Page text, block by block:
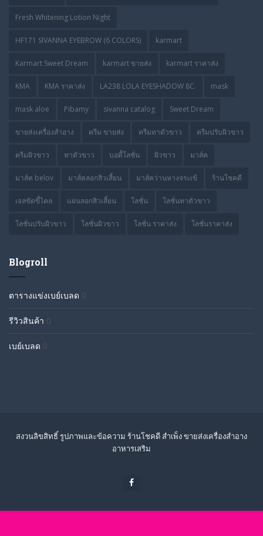
Fresh Whitening Lotion Night
HF171 SIVANNA EYEBROW (6 COLORS) karmart
Karmart Sweet Dream karmart ขายส่ง karmart ราคาส่ง
KMA KMA ราคาส่ง LA238 LOLA EYESHADOW 8C. mask
mask aloe Pibamy sivanna catalog Sweet Dream
ขายส่งเครื่องสำอาง ครีม ขายส่ง ครีมทาตัวขาว ครีมปรับผิวขาว
ครีมผิวขาว ทาตัวขาว บอดี้โลชั่น ผิวขาว มาส์ค
มาส์ค belov มาส์คลอกสิวเสี้ยน มาส์คว่านหางจระเข้ ร้านโชคดี
เจลขัดขี้ไคล แผ่นลอกสิวเสี้ยน โลชั่น โลชั่นทาตัวขาว
โลชั่นปรับผิวขาว โลชั่นผิวขาว โลชั่น ราคาส่ง โลชั่นราคาส่ง
Blogroll
ตารางแข่งเบย์เบลด 0
รีวิวสินค้า 0
เบย์เบลด 0
สงวนลิขสิทธิ์ รูปภาพและข้อความ ร้านโชคดี สำเพ็ง ขายส่งเครื่องสำอาง
อาหารเสริม